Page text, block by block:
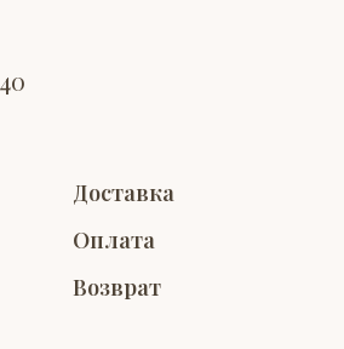
Доставка
Оплата
Возврат